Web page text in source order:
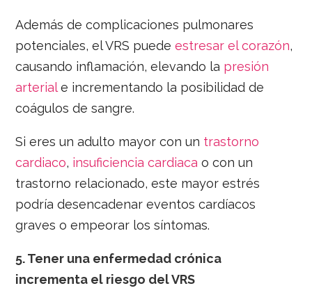
Además de complicaciones pulmonares
potenciales, el VRS puedeestresar el corazón,
causando inflamación, elevando la presión
arteriale incrementando la posibilidad de
coágulos de sangre.
Si eres un adulto mayor con un trastorno
cardiaco, insuficiencia cardiaca o con un
trastorno relacionado, este mayor estrés
podría desencadenar eventos cardíacos
graves o empeorar los síntomas.
5.Tener una enfermedad crónica
incrementa el riesgo del VRS